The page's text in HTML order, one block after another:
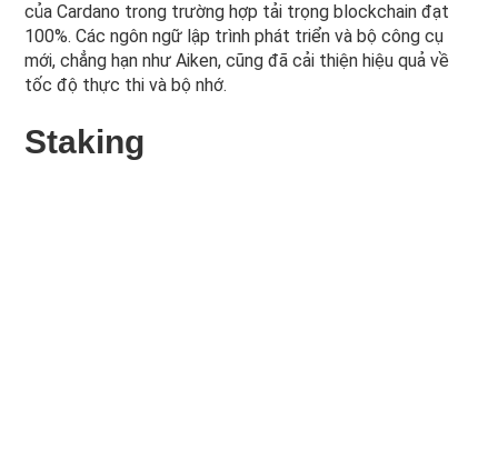
của Cardano trong trường hợp tải trọng blockchain đạt
100%. Các ngôn ngữ lập trình phát triển và bộ công cụ
mới, chẳng hạn như Aiken, cũng đã cải thiện hiệu quả về
tốc độ thực thi và bộ nhớ.
Staking